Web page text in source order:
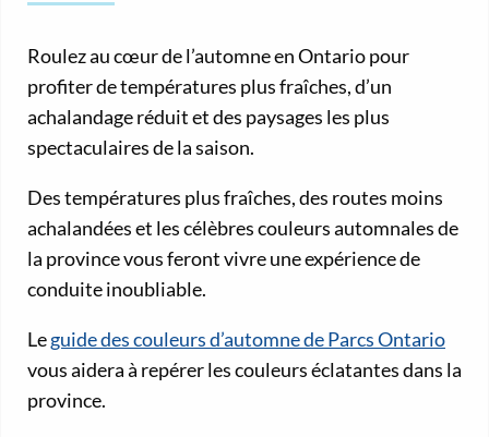
Roulez au cœur de l’automne en Ontario pour
profiter de températures plus fraîches, d’un
achalandage réduit et des paysages les plus
spectaculaires de la saison.
Des températures plus fraîches, des routes moins
achalandées et les célèbres couleurs automnales de
la province vous feront vivre une expérience de
conduite inoubliable.
Leguide des couleurs d’automne de Parcs Ontario
vous aidera à repérer les couleurs éclatantes dans la
province.